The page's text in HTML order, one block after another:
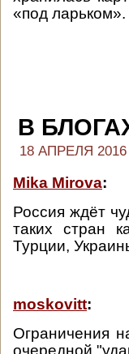
«под ларьком».
В
18 АПРЕЛЯ 2016
Mika Mirova:
Россия ждёт
таких стран
Турции,
moskovitt:
Ограничения
очередной